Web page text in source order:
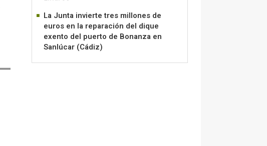
La Junta invierte tres millones de
euros en la reparación del dique
exento del puerto de Bonanza en
Sanlúcar (Cádiz)